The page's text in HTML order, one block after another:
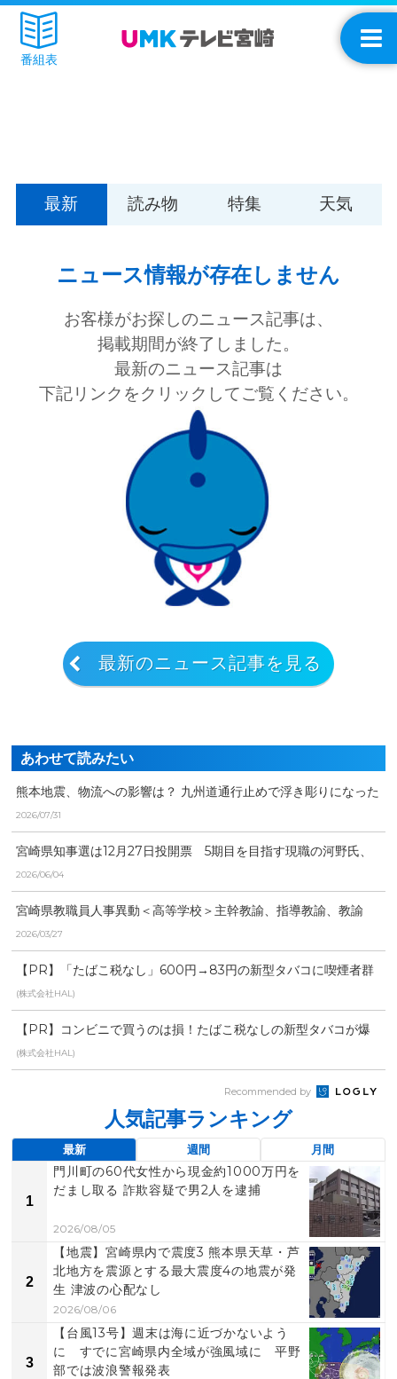
番組表
最新 読み物 特集 天気
ニュース情報が存在しません
お客様がお探しのニュース記事は、
掲載期間が終了しました。
最新のニュース記事は
下記リンクをクリックしてご覧ください。
最新のニュース記事を見る
あわせて読みたい
熊本地震、物流への影響は？ 九州道通行止めで浮き彫りになった
「労働時間」と「物流...
2026/07/31
宮崎県知事選は12月27日投開票 5期目を目指す現職の河野氏、
元県議の右松氏、元...
2026/06/04
宮崎県教職員人事異動＜高等学校＞主幹教諭、指導教諭、教諭
等、養護教諭、事務職員、...
2026/03/27
【PR】「たばこ税なし」600円→83円の新型タバコに喫煙者群
がる
(株式会社HAL)
【PR】コンビニで買うのは損！たばこ税なしの新型タバコが爆
売れ中
(株式会社HAL)
Recommended by
人気記事ランキング
最新 週間 月間
1
門川町の60代女性から現金約1000万円を
だまし取る 詐欺容疑で男2人を逮捕
2026/08/05
2
【地震】宮崎県内で震度3 熊本県天草・芦
北地方を震源とする最大震度4の地震が発
生 津波の心配なし
2026/08/06
3
【台風13号】週末は海に近づかないよう
に すでに宮崎県内全域が強風域に 平野
部では波浪警報発表